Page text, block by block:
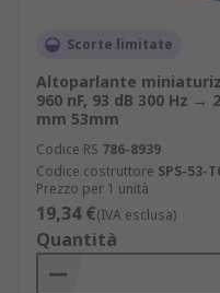
Scorte limitate
Altoparlante
960 nF, 93 dB 300 Hz →
mm 53mm
Codice RS 786-8939
Codice costruttore SPS-53-
Prezzo per 1 unità
19,34 €(IVA esclusa)
Quantità